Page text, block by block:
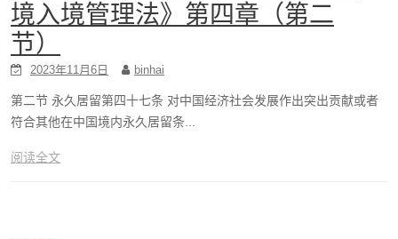
境入境管理法》第四章（第二
节）
2023年11月6日 binhai
第二节 永久居留第四十七条 对中国经济社会发展作出突出贡献或者
符合其他在中国境内永久居留条...
阅读全文